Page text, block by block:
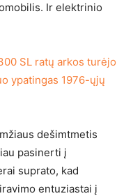
Ir elektrinio
SL ratų arkos turėjo
ypatingas 1976-ųjų
dešimtmetis
pasinerti į
suprato, kad
entuziastai į